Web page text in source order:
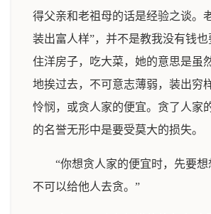
得父亲和老祖母的话是经验之谈
装出富人样”，并不是教我没有钱也
住洋房子，吃大菜，她的意思是虽
地挨过去，不可意志薄弱，装出穷
怜悯，或贪人家的便宜。贪了人家
的名誉无形中是要受莫大的损失。
“你想贪人家的便宜时，先要
不可以给他人去贪。”